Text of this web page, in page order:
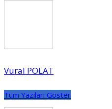
Vural POLAT
Tüm Yazıları Göster